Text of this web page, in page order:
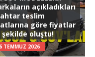
açıkladıkları
teslim
göre fiyatlar
şekilde oluştu!
TEMMUZ 2026